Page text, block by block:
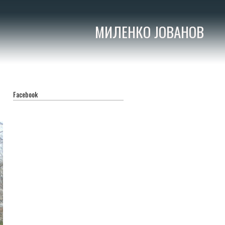
МИЛЕНКО ЈОВАНОВ
Facebook